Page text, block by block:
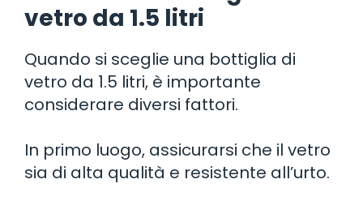
vetro da 1.5 litri
Quando si sceglie una bottiglia di
vetro da 1.5 litri, è importante
considerare diversi fattori.
In primo luogo, assicurarsi che il vetro
sia di alta qualità e resistente all’urto.